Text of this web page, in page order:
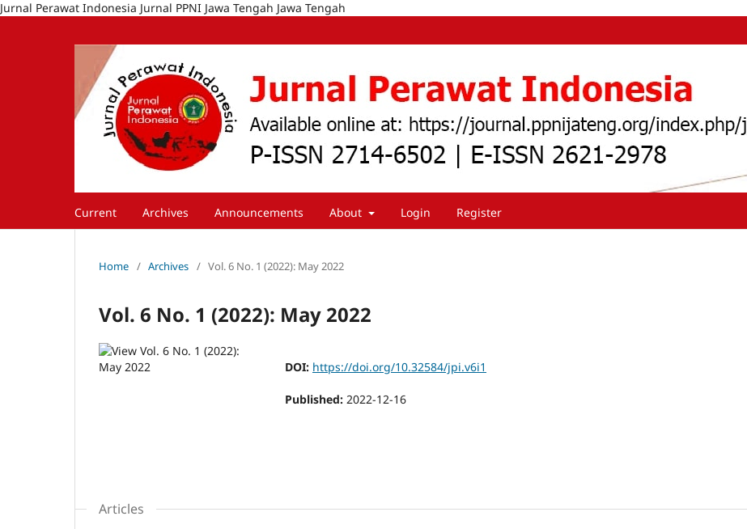
Jurnal Perawat Indonesia Jurnal PPNI Jawa Tengah Jawa Tengah
Current Archives Announcements About Login Register
Home / Archives / Vol. 6 No. 1 (2022): May 2022
Vol. 6 No. 1 (2022): May 2022
DOI: https://doi.org/10.32584/jpi.v6i1
Published: 2022-12-16
Articles